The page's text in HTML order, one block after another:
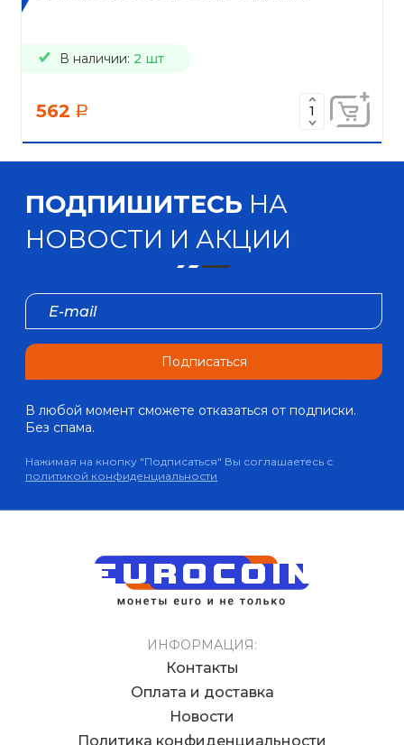
В наличии: 2 шт
562 a
ПОДПИШИТЕСЬ НА
НОВОСТИ И АКЦИИ
Подписаться
В любой момент сможете отказаться от подписки.
Без спама.
Нажимая на кнопку "Подписаться" Вы соглашаетесь с
политикой конфиденциальности
ИНФОРМАЦИЯ:
Контакты
Оплата и доставка
Новости
Политика конфиденциальности